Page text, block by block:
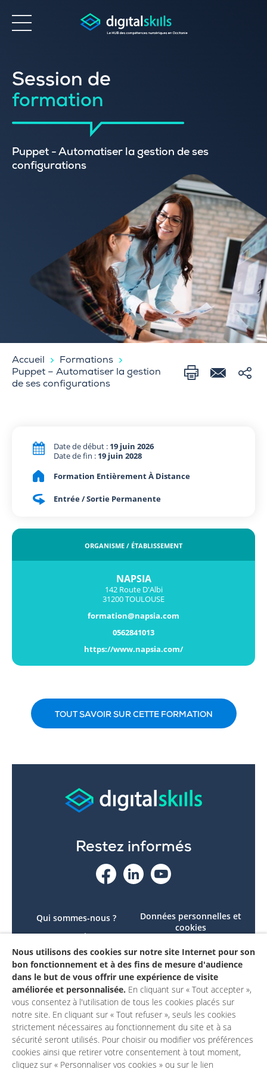
Accessibilité
Session de
formation
Puppet - Automatiser la gestion de ses
configurations
Accueil
Formations
Puppet – Automatiser la gestion
de ses configurations
Date de début : 19 juin 2026
Date de fin : 19 juin 2028
Formation Entièrement À Distance
Entrée / Sortie Permanente
ORGANISME / ÉTABLISSEMENT
NAPSIA
142 Route D'Albi
31200 TOULOUSE
formation@napsia.com
0562841013
https://www.napsia.com/
TOUT SAVOIR SUR CETTE FORMATION
Restez informés
Qui sommes-nous ?
Le projet
Contactez-nous
Mon compte
Données personnelles et
cookies
conforme
Mentions légales
Nous utilisons des cookies sur notre site Internet pour son
bon fonctionnement et à des fins de mesure d'audience
dans le but de vous offrir une expérience de visite
améliorée et personnalisée. En cliquant sur « Tout accepter »,
vous consentez à l'utilisation de tous les cookies placés sur
notre site. En cliquant sur « Tout refuser », seuls les cookies
strictement nécessaires au fonctionnement du site et à sa
sécurité seront utilisés. Pour choisir ou modifier vos préférences
cookies ainsi que retirer votre consentement à tout moment,
cliquez sur « Personnaliser vos cookies » ou sur le lien